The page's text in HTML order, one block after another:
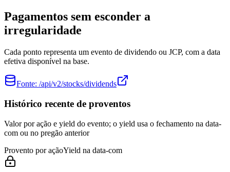
Pagamentos sem esconder a
irregularidade
Cada ponto representa um evento de dividendo ou JCP, com a data
efetiva disponível na base.
Fonte: /api/v2/stocks/dividends
Histórico recente de proventos
Valor por ação e yield do evento; o yield usa o fechamento na data-
com ou no pregão anterior
Provento por açãoYield na data-com